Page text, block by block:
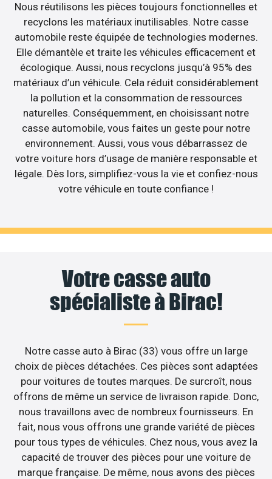
Nous réutilisons les pièces toujours fonctionnelles et
recyclons les matériaux inutilisables. Notre casse
automobile reste équipée de technologies modernes.
Elle démantèle et traite les véhicules efficacement et
écologique. Aussi, nous recyclons jusqu’à 95% des
matériaux d’un véhicule. Cela réduit considérablement
la pollution et la consommation de ressources
naturelles. Conséquemment, en choisissant notre
casse automobile, vous faites un geste pour notre
environnement. Aussi, vous vous débarrassez de
votre voiture hors d’usage de manière responsable et
légale. Dès lors, simplifiez-vous la vie et confiez-nous
votre véhicule en toute confiance !
Votre casse auto
spécialiste à Birac!
Notre casse auto à Birac (33) vous offre un large
choix de pièces détachées. Ces pièces sont adaptées
pour voitures de toutes marques. De surcroît, nous
offrons de même un service de livraison rapide. Donc,
nous travaillons avec de nombreux fournisseurs. En
fait, nous vous offrons une grande variété de pièces
pour tous types de véhicules. Chez nous, vous avez la
capacité de trouver des pièces pour une voiture de
marque française. De même, nous avons des pièces